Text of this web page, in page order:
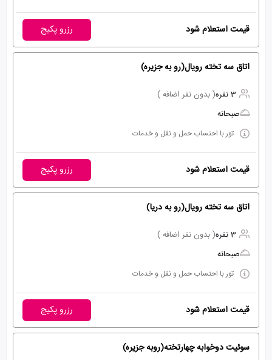
قیمت استعلام شود رزرو پکیج
اتاق سه تخته رویال(رو به جزیره)
3 نفره
( بدون نفر اضافه )
صبحانه
تور با احتساب حمل و نقل و خدمات
قیمت استعلام شود رزرو پکیج
اتاق سه تخته رویال(رو به دریا)
3 نفره
( بدون نفر اضافه )
صبحانه
تور با احتساب حمل و نقل و خدمات
قیمت استعلام شود رزرو پکیج
سوئیت دوخوابه چهارتخته(روبه جزیره)